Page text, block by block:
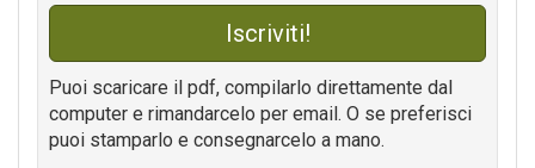
Iscri­vi­ti!
Puoi sca­ri­ca­re il pdf, com­pi­lar­lo diret­ta­men­te dal
com­pu­ter e riman­dar­ce­lo per email. O se pre­fe­ri­sci
puoi stam­par­lo e con­se­gnar­ce­lo a mano.